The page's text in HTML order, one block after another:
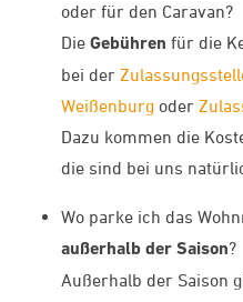
oder für den Caravan?
Die Gebühren für die
bei der
Weißenburg oder
Dazu kommen die
die sind bei uns
Wo parke ich das
außerhalb der Saison?
Außerhalb der Saison